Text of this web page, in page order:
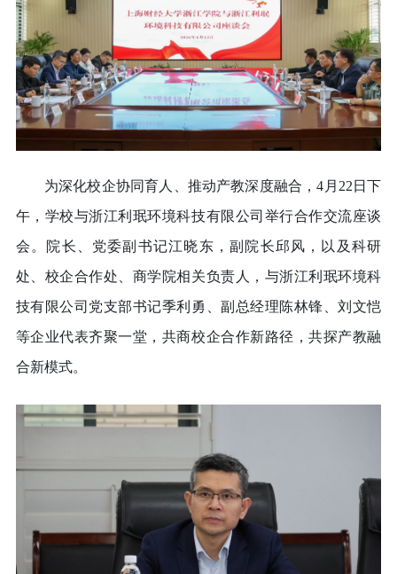
为深化校企协同育人、推动产教深度融合，4月22日下
午，学校与浙江利珉环境科技有限公司举行合作交流座谈
会。院长、党委副书记江晓东，副院长邱风，以及科研
处、校企合作处、商学院相关负责人，与浙江利珉环境科
技有限公司党支部书记季利勇、副总经理陈林锋、刘文恺
等企业代表齐聚一堂，共商校企合作新路径，共探产教融
合新模式。